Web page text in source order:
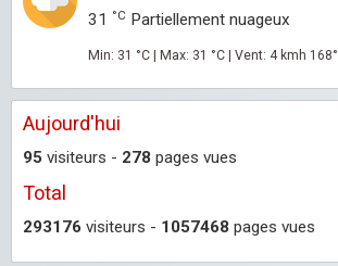
31 °C Partiellement nuageux
Min: 31 °C | Max: 31 °C | Vent: 4 kmh 168°
Aujourd'hui
95 visiteurs - 278 pages vues
Total
293176 visiteurs - 1057468 pages vues